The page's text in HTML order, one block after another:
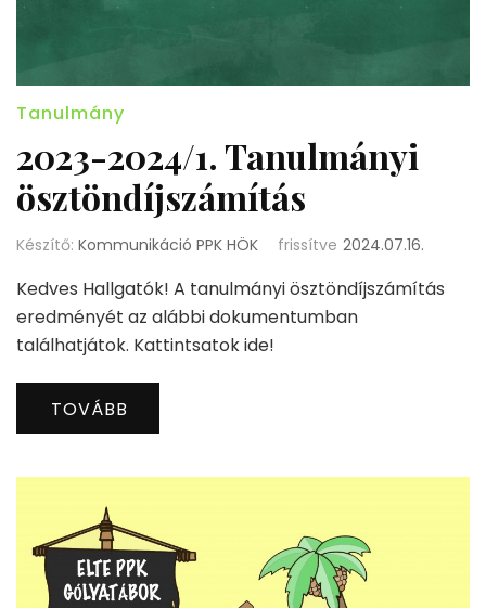
Tanulmány
2023-2024/1. Tanulmányi
ösztöndíjszámítás
Készítő: Kommunikáció PPK HÖK frissítve 2024.07.16.
Kedves Hallgatók! A tanulmányi ösztöndíjszámítás
eredményét az alábbi dokumentumban
találhatjátok. Kattintsatok ide!
TOVÁBB